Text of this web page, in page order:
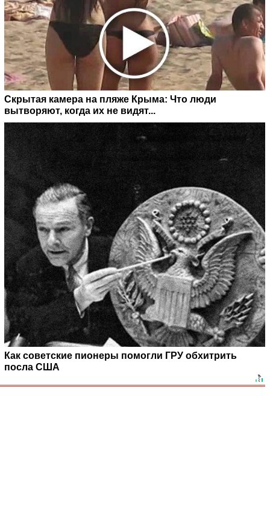
Скрытая камера на пляже Крыма: Что люди
вытворяют, когда их не видят...
Как советские пионеры помогли ГРУ обхитрить
посла США